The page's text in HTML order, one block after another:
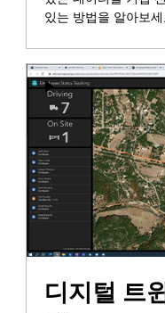
있는 방법을 알아보
디지털 트